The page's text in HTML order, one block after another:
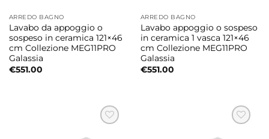
ARREDO BAGNO
Lavabo da appoggio o
sospeso in ceramica 121×46
cm Collezione MEG11PRO
Galassia
€551.00
ARREDO BAGNO
Lavabo appoggio o sospeso
in ceramica 1 vasca 121×46
cm Collezione MEG11PRO
Galassia
€551.00